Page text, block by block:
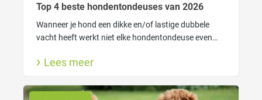
Top 4 beste hondentondeuses van 2026
Wanneer je hond een dikke en/of lastige dubbele
vacht heeft werkt niet elke hondentondeuse even
nodig om gemakkelijk door de vacht heen te kunnen
Lees meer